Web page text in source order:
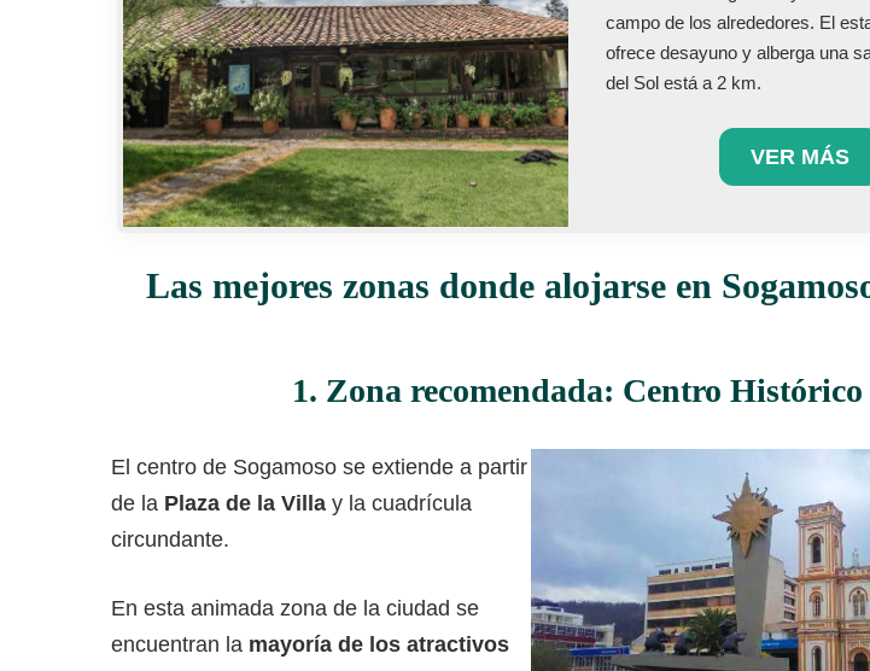
campo de los alrededores. El
ofrece desayuno y alberga una
del Sol está a 2 km.
VER MÁS
Las mejores zonas donde alojarse en
1. Zona recomendada: Centro Histórico
El centro de Sogamoso se extiende a partir
de la Plaza de la Villa y la cuadrícula
circundante.
En esta animada zona de la ciudad se
encuentran la mayoría de los atractivos